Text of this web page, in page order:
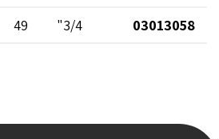
03013058
3/4"
49